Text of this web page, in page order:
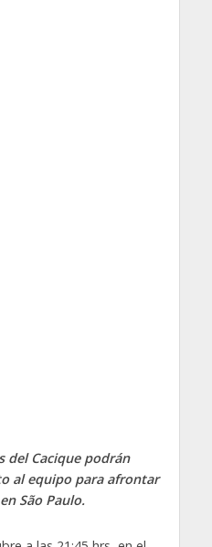
del Cacique podrán
al equipo para afrontar
São Paulo.